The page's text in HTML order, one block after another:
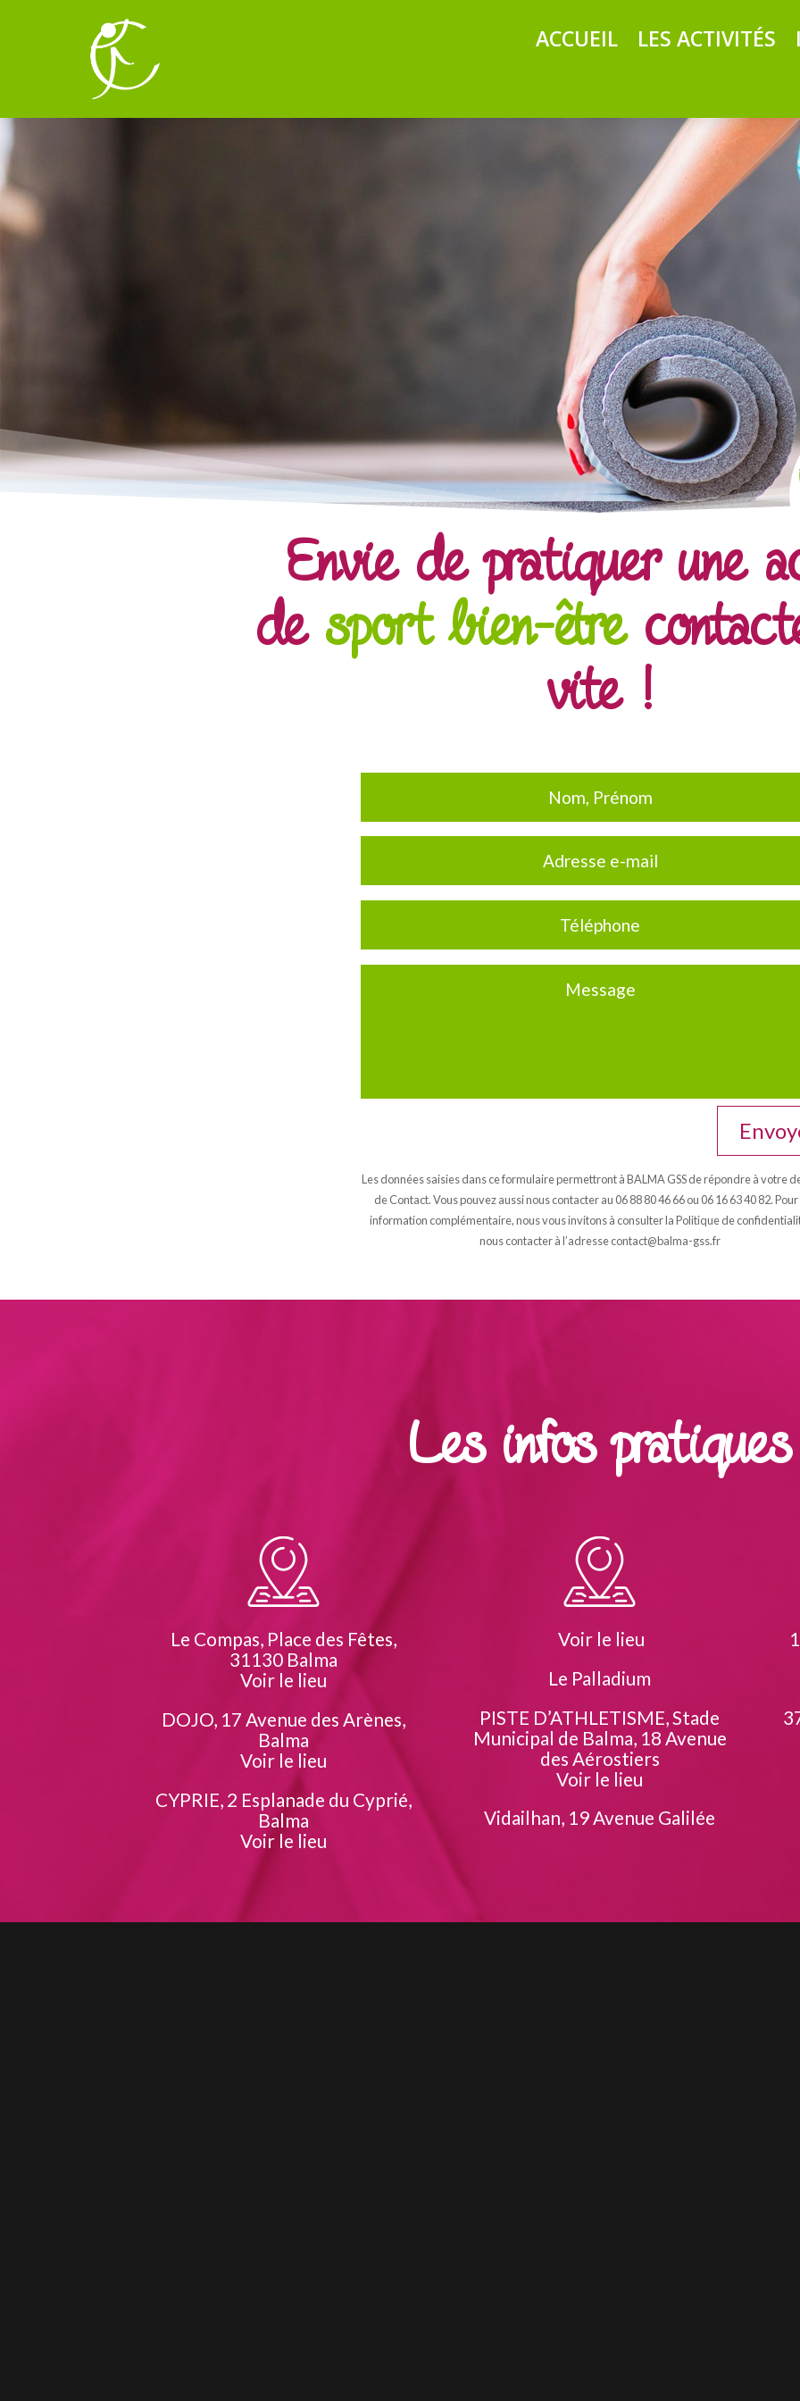
ACCUEIL LES ACTIVITÉS
Envie de pratiquer une
desport bien-être
vite !
Les données saisies dans ce formulaire permettront à BALMA GSS de répondre à votre
de Contact. Vous pouvez aussi nous contacter au 06 88 80 46 66 ou 06 16 63 40 82.
information complémentaire, nous vous invitons à consulter la Politique de
nous contacter à l’adresse contact@balma-gss.fr
Les infos pratiques
Le Compas, Place des Fêtes,
31130 Balma
Voir le lieu
DOJO, 17 Avenue des Arènes,
Balma
Voir le lieu
CYPRIE, 2 Esplanade du Cyprié,
Balma
Voir le lieu
Voir le lieu
Le Palladium
PISTE D’ATHLETISME, Stade
Municipal de Balma, 18 Avenue
des Aérostiers
Voir le lieu
Vidailhan, 19 Avenue Galilée